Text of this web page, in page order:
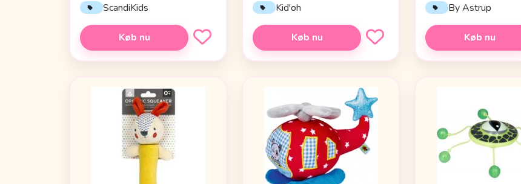
ScandiKids
Køb nu
Kid'oh
Køb nu
By Astrup
Køb nu